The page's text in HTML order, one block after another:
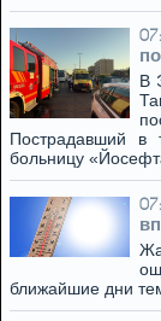
В
Пострадавший в
больницу
ближайшие дни